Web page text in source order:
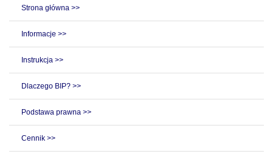
Strona główna >>
Informacje >>
Instrukcja >>
Dlaczego BIP? >>
Podstawa prawna >>
Cennik >>